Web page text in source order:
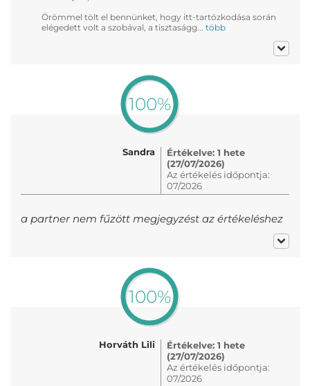
Örömmel tölt el bennünket, hogy itt-tartózkodása során
elégedett volt a szobával, a tisztaságg... több
100%
Sandra
Értékelve: 1 hete
(27/07/2026)
Az értékelés időpontja:
07/2026
a partner nem fűzött megjegyzést az értékeléshez
100%
Horváth Lili
Értékelve: 1 hete
(27/07/2026)
Az értékelés időpontja:
07/2026